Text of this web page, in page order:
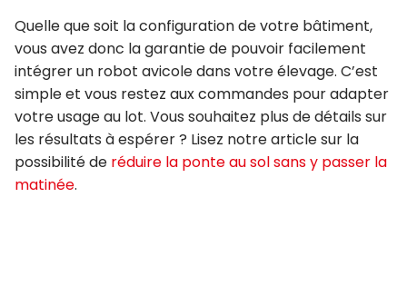
Quelle que soit la configuration de votre bâtiment,
vous avez donc la garantie de pouvoir facilement
intégrer un robot avicole dans votre élevage. C’est
simple et vous restez aux commandes pour adapter
votre usage au lot. Vous souhaitez plus de détails sur
les résultats à espérer ? Lisez notre article sur la
possibilité de réduire la ponte au sol sans y passer la
matinée.